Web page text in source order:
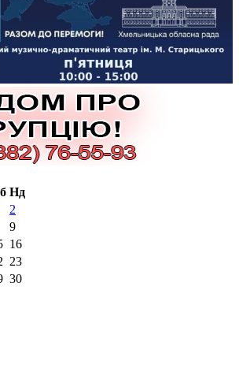
Нд
2
9
16
23
30